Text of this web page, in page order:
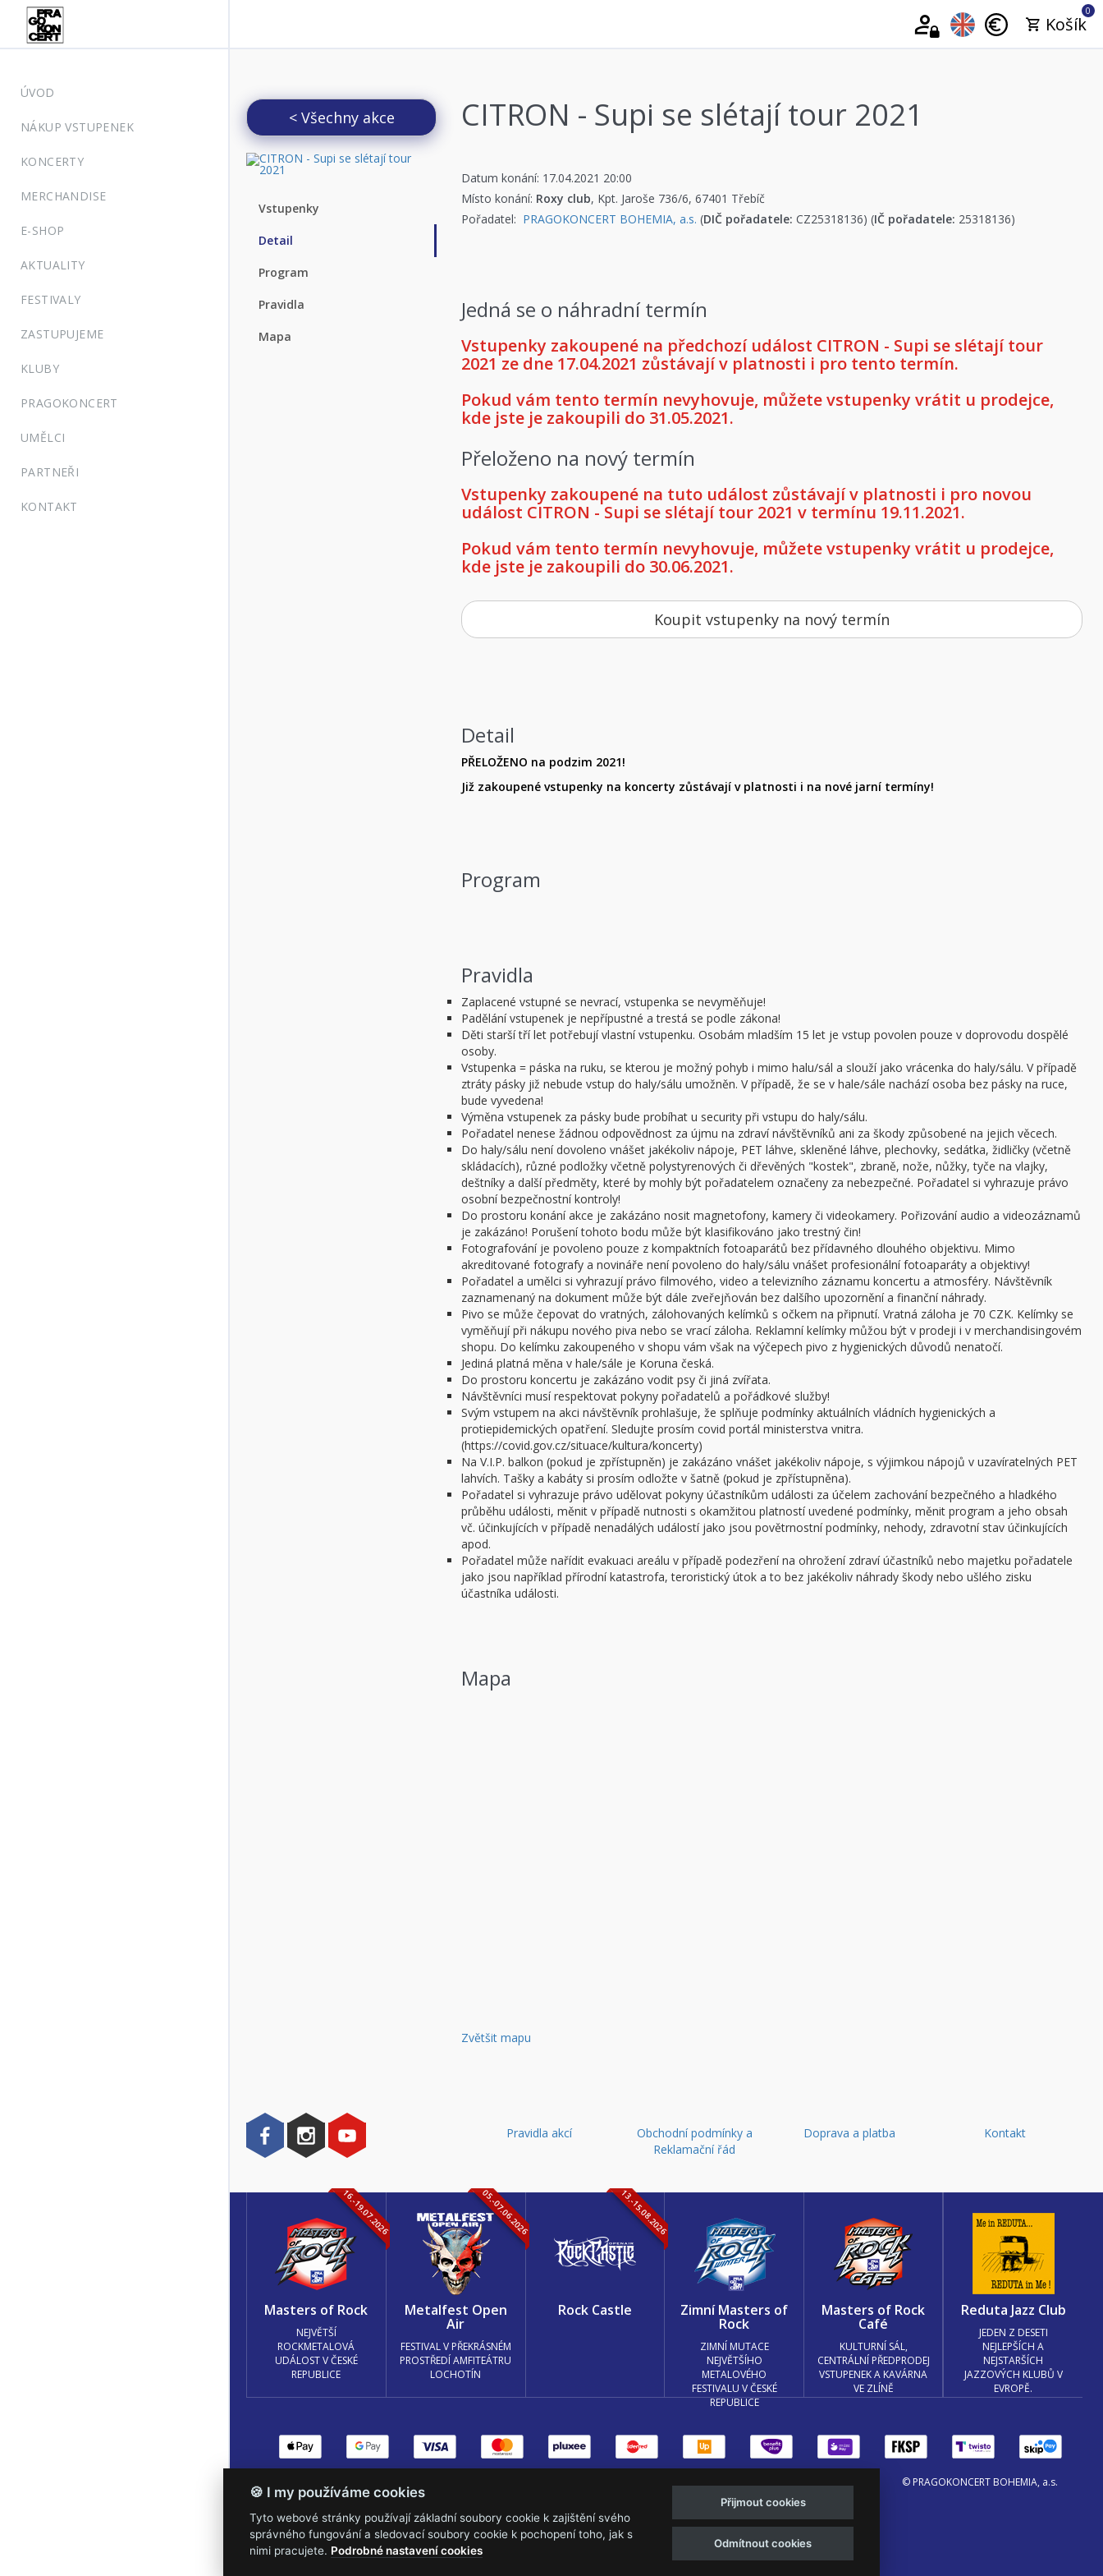
0
Košík
ÚVOD
NÁKUP VSTUPENEK
KONCERTY
MERCHANDISE
E-SHOP
AKTUALITY
FESTIVALY
ZASTUPUJEME
KLUBY
PRAGOKONCERT
UMĚLCI
PARTNEŘI
KONTAKT
< Všechny akce
Vstupenky
Detail
Program
Pravidla
Mapa
CITRON - Supi se slétají tour 2021
Datum konání: 17.04.2021 20:00
Místo konání: Roxy club, Kpt. Jaroše 736/6, 67401 Třebíč
Pořadatel: PRAGOKONCERT BOHEMIA, a.s. (DIČ pořadatele: CZ25318136) (IČ pořadatele: 25318136)
Jedná se o náhradní termín
Vstupenky zakoupené na předchozí událost CITRON - Supi se slétají tour
2021 ze dne 17.04.2021 zůstávají v platnosti i pro tento termín.
Pokud vám tento termín nevyhovuje, můžete vstupenky vrátit u prodejce,
kde jste je zakoupili do 31.05.2021.
Přeloženo na nový termín
Vstupenky zakoupené na tuto událost zůstávají v platnosti i pro novou
událost CITRON - Supi se slétají tour 2021 v termínu 19.11.2021.
Pokud vám tento termín nevyhovuje, můžete vstupenky vrátit u prodejce,
kde jste je zakoupili do 30.06.2021.
Koupit vstupenky na nový termín
Detail
PŘELOŽENO na podzim 2021!
Již zakoupené vstupenky na koncerty zůstávají v platnosti i na nové jarní termíny!
Program
Pravidla
Zaplacené vstupné se nevrací, vstupenka se nevyměňuje!
Padělání vstupenek je nepřípustné a trestá se podle zákona!
Děti starší tří let potřebují vlastní vstupenku. Osobám mladším 15 let je vstup povolen pouze v doprovodu dospělé
osoby.
Vstupenka = páska na ruku, se kterou je možný pohyb i mimo halu/sál a slouží jako vrácenka do haly/sálu. V případě
ztráty pásky již nebude vstup do haly/sálu umožněn. V případě, že se v hale/sále nachází osoba bez pásky na ruce,
bude vyvedena!
Výměna vstupenek za pásky bude probíhat u security při vstupu do haly/sálu.
Pořadatel nenese žádnou odpovědnost za újmu na zdraví návštěvníků ani za škody způsobené na jejich věcech.
Do haly/sálu není dovoleno vnášet jakékoliv nápoje, PET láhve, skleněné láhve, plechovky, sedátka, židličky (včetně
skládacích), různé podložky včetně polystyrenových či dřevěných "kostek", zbraně, nože, nůžky, tyče na vlajky,
deštníky a další předměty, které by mohly být pořadatelem označeny za nebezpečné. Pořadatel si vyhrazuje právo
osobní bezpečnostní kontroly!
Do prostoru konání akce je zakázáno nosit magnetofony, kamery či videokamery. Pořizování audio a videozáznamů
je zakázáno! Porušení tohoto bodu může být klasifikováno jako trestný čin!
Fotografování je povoleno pouze z kompaktních fotoaparátů bez přídavného dlouhého objektivu. Mimo
akreditované fotografy a novináře není povoleno do haly/sálu vnášet profesionální fotoaparáty a objektivy!
Pořadatel a umělci si vyhrazují právo filmového, video a televizního záznamu koncertu a atmosféry. Návštěvník
zaznamenaný na dokument může být dále zveřejňován bez dalšího upozornění a finanční náhrady.
Pivo se může čepovat do vratných, zálohovaných kelímků s očkem na připnutí. Vratná záloha je 70 CZK. Kelímky se
vyměňují při nákupu nového piva nebo se vrací záloha. Reklamní kelímky můžou být v prodeji i v merchandisingovém
shopu. Do kelímku zakoupeného v shopu vám však na výčepech pivo z hygienických důvodů nenatočí.
Jediná platná měna v hale/sále je Koruna česká.
Do prostoru koncertu je zakázáno vodit psy či jiná zvířata.
Návštěvníci musí respektovat pokyny pořadatelů a pořádkové služby!
Svým vstupem na akci návštěvník prohlašuje, že splňuje podmínky aktuálních vládních hygienických a
protiepidemických opatření. Sledujte prosím covid portál ministerstva vnitra.
(https://covid.gov.cz/situace/kultura/koncerty)
Na V.I.P. balkon (pokud je zpřístupněn) je zakázáno vnášet jakékoliv nápoje, s výjimkou nápojů v uzavíratelných PET
lahvích. Tašky a kabáty si prosím odložte v šatně (pokud je zpřístupněna).
Pořadatel si vyhrazuje právo udělovat pokyny účastníkům události za účelem zachování bezpečného a hladkého
průběhu události, měnit v případě nutnosti s okamžitou platností uvedené podmínky, měnit program a jeho obsah
vč. účinkujících v případě nenadálých událostí jako jsou povětrnostní podmínky, nehody, zdravotní stav účinkujících
apod.
Pořadatel může nařídit evakuaci areálu v případě podezření na ohrožení zdraví účastníků nebo majetku pořadatele
jako jsou například přírodní katastrofa, teroristický útok a to bez jakékoliv náhrady škody nebo ušlého zisku
účastníka události.
Mapa
Zvětšit mapu
Pravidla akcí
Obchodní podmínky a
Reklamační řád
Doprava a platba Kontakt
16.-19.07.2026
Masters of Rock
NEJVĚTŠÍ
ROCKMETALOVÁ
UDÁLOST V ČESKÉ
REPUBLICE
05.-07.06.2026
Metalfest Open
Air
FESTIVAL V PŘEKRÁSNÉM
PROSTŘEDÍ AMFITEÁTRU
LOCHOTÍN
13.-15.08.2026
Rock Castle Zimní Masters of
Rock
ZIMNÍ MUTACE
NEJVĚTŠÍHO
METALOVÉHO
FESTIVALU V ČESKÉ
REPUBLICE
Masters of Rock
Café
KULTURNÍ SÁL,
CENTRÁLNÍ PŘEDPRODEJ
VSTUPENEK A KAVÁRNA
VE ZLÍNĚ
Reduta Jazz Club
JEDEN Z DESETI
NEJLEPŠÍCH A
NEJSTARŠÍCH
JAZZOVÝCH KLUBŮ V
EVROPĚ.
© PRAGOKONCERT BOHEMIA, a.s.
Web s k metalu vytvořila creatia.tech s.r.o. aViktor Eyermann
🍪 I my používáme cookies
Tyto webové stránky používají základní soubory cookie k zajištění svého
správného fungování a sledovací soubory cookie k pochopení toho, jak s
nimi pracujete. Podrobné nastavení cookies
Přijmout cookies
Odmítnout cookies